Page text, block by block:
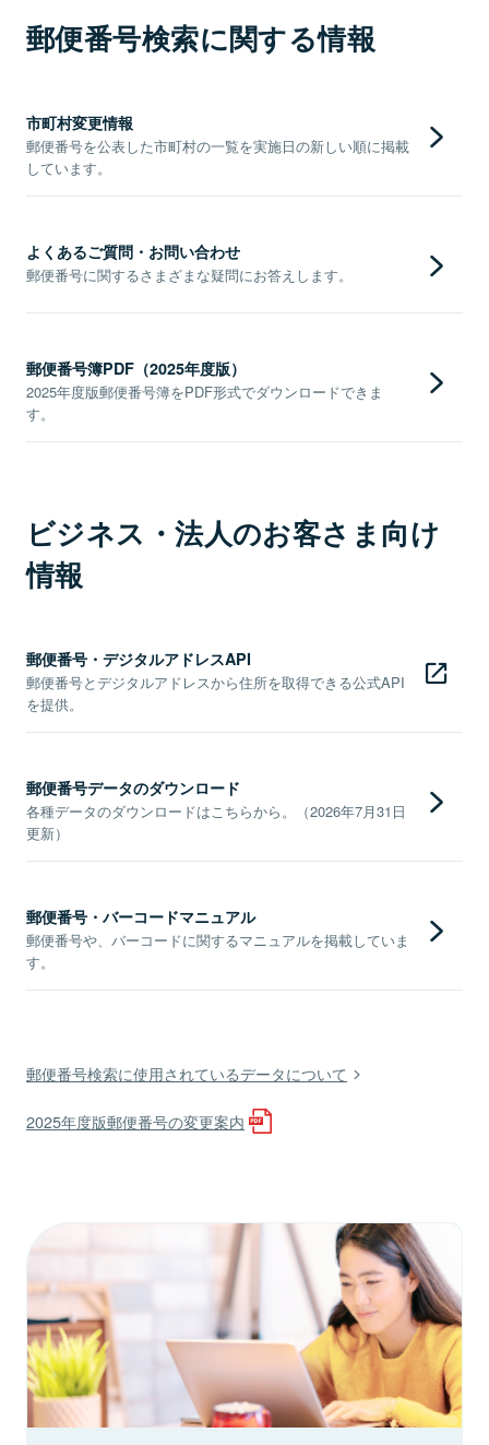
郵便番号検索に関する情報
市町村変更情報
郵便番号を公表した市町村の一覧を実施日の新しい順に掲載
しています。
よくあるご質問・お問い合わせ
郵便番号に関するさまざまな疑問にお答えします。
郵便番号簿PDF（2025年度版）
2025年度版郵便番号簿をPDF形式でダウンロードできま
す。
ビジネス・法人のお客さま向け
情報
郵便番号・デジタルアドレスAPI
郵便番号とデジタルアドレスから住所を取得できる公式API
を提供。
郵便番号データのダウンロード
各種データのダウンロードはこちらから。（2026年7月31日
更新）
郵便番号・バーコードマニュアル
郵便番号や、バーコードに関するマニュアルを掲載していま
す。
郵便番号検索に使用されているデータについて
2025年度版郵便番号の変更案内